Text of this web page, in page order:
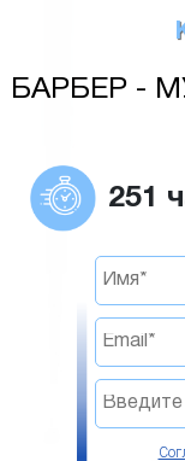
БАРБЕР -
251